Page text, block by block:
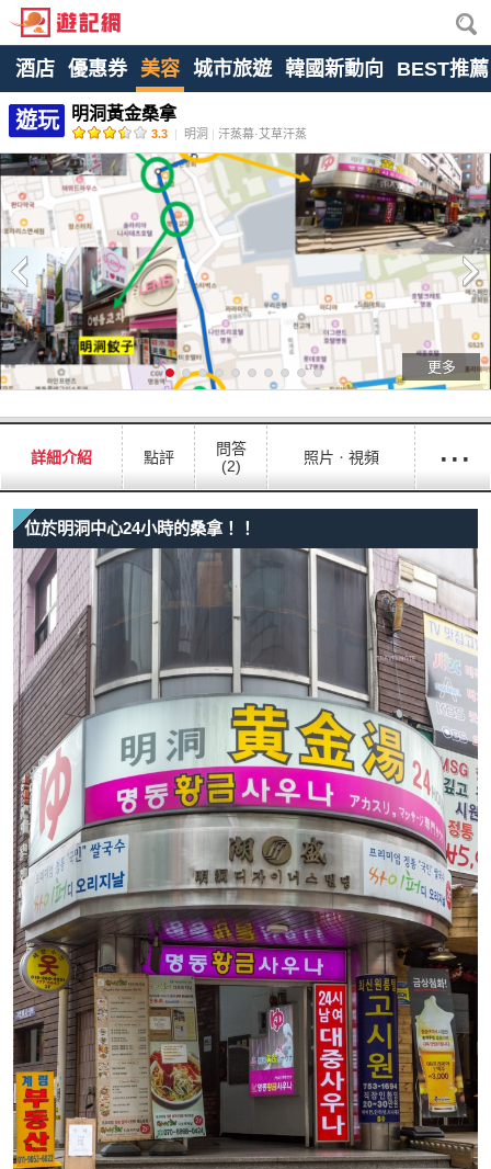
酒店 優惠券 美容 城市旅遊 韓國新動向 BEST推薦
遊玩 明洞黃金桑拿
3.3 | 明洞 | 汗蒸幕·艾草汗蒸
更多
詳細介紹 點評
問答
(2)
照片ㆍ視頻 ···
位於明洞中心24小時的桑拿！！